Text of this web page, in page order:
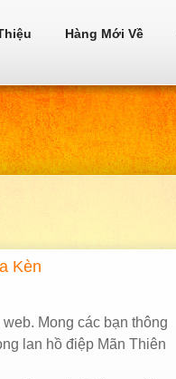
Hàng Mới Về
Kèn
Mong các bạn thông
lan hồ điệp Mãn Thiên